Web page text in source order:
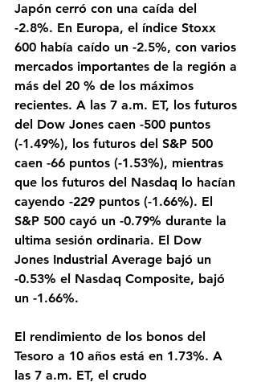
Japón cerró con una caída del
-2.8%. En Europa, el índice Stoxx
600 había caído un -2.5%, con varios
mercados importantes de la región a
más del 20 % de los máximos
recientes. A las 7 a.m. ET, los futuros
del Dow Jones caen -500 puntos
(-1.49%), los futuros del S&P 500
caen -66 puntos (-1.53%), mientras
que los futuros del Nasdaq lo hacían
cayendo -229 puntos (-1.66%). El
S&P 500 cayó un -0.79% durante la
ultima sesión ordinaria. El Dow
Jones Industrial Average bajó un
-0.53% el Nasdaq Composite, bajó
un -1.66%.
El rendimiento de los bonos del
Tesoro a 10 años está en 1.73%. A
las 7 a.m. ET, el crudo